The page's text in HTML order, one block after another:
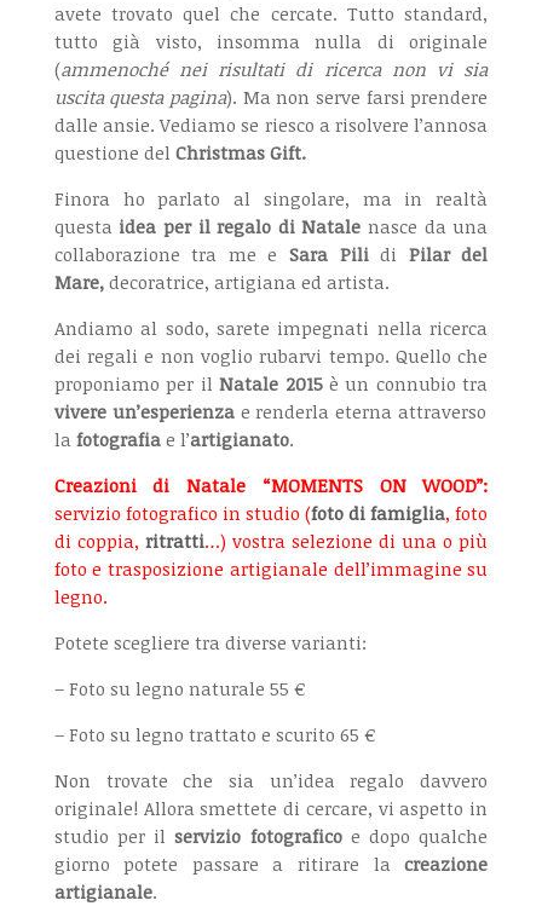
avete trovato quel che cercate. Tutto standard,
tutto già visto, insomma nulla di originale
(ammenoché nei risultati di ricerca non vi sia
uscita questa pagina). Ma non serve farsi prendere
dalle ansie. Vediamo se riesco a risolvere l’annosa
questione del Christmas Gift.
Finora ho parlato al singolare, ma in realtà
questa idea per il regalo di Natale nasce da una
collaborazione tra me e Sara Pilidi Pilar del
Mare,decoratrice, artigiana ed artista.
Andiamo al sodo, sarete impegnati nella ricerca
dei regali e non voglio rubarvi tempo. Quello che
proponiamo per ilNatale 2015 è un connubio tra
vivere un’esperienza e renderla eterna attraverso
lafotografiae l’artigianato.
Creazioni di Natale “MOMENTS ON WOOD”:
servizio fotografico in studio (foto di famiglia, foto
di coppia, ritratti…) vostra selezione di una o più
foto e trasposizione artigianale dell’immagine su
legno.
Potete scegliere tra diverse varianti:
– Foto su legno naturale 55 €
– Foto su legno trattato e scurito 65 €
Non trovate che sia un’idea regalo davvero
originale! Allora smettete di cercare, vi aspetto in
studio per ilservizio fotograficoe dopo qualche
giorno potete passare a ritirare lacreazione
artigianale.